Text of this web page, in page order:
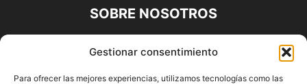
Gestionar consentimiento
Para ofrecer las mejores experiencias, utilizamos tecnologías como las
SOBRE NOSOTROS
Diario Alhaurín (www.alhaurindelatorre.com) Propiedad de
Francisco E. López López | 639 95 71 95 | Noticias de
Alhaurín de la Torre, Málaga y Provincia|